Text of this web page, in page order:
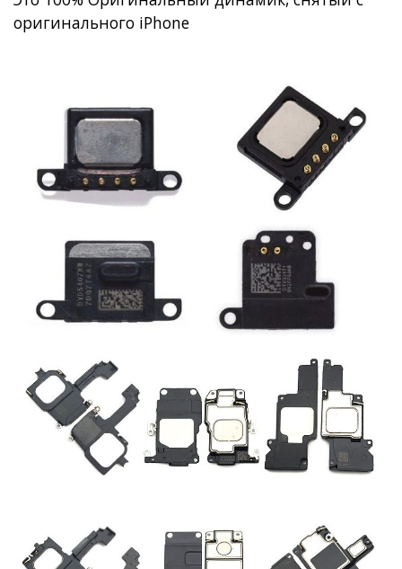
оригинального iPhone